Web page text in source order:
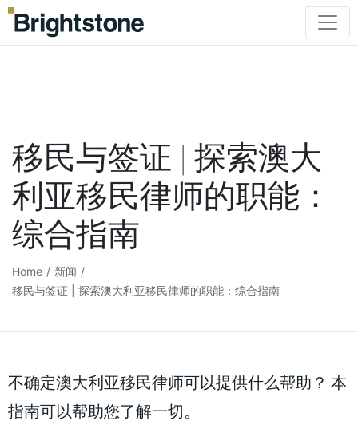
移民与签证 | 探索澳大
利亚移民律师的职能：
综合指南
Home / 新闻 /
移民与签证 | 探索澳大利亚移民律师的职能：综合指南
不确定澳大利亚移民律师可以提供什么帮助？ 本
指南可以帮助您了解一切。